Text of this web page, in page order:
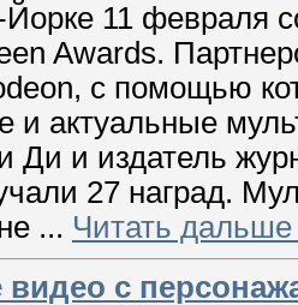
11 февраля
Awards.
с помощью
и актуальные
Ди и издатель
27 наград.
... Читать дальше
с